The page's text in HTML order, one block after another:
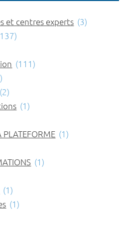
et centres experts (3)
(111)
(2)
(1)
PLATEFORME (1)
(1)
(1)
(1)